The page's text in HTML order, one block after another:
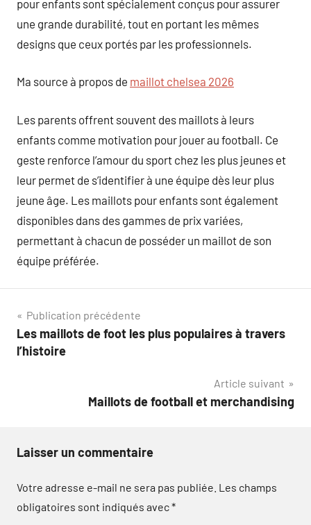
pour enfants sont spécialement conçus pour assurer
une grande durabilité, tout en portant les mêmes
designs que ceux portés par les professionnels.
Ma source à propos de maillot chelsea 2026
Les parents offrent souvent des maillots à leurs
enfants comme motivation pour jouer au football. Ce
geste renforce l’amour du sport chez les plus jeunes et
leur permet de s’identifier à une équipe dès leur plus
jeune âge. Les maillots pour enfants sont également
disponibles dans des gammes de prix variées,
permettant à chacun de posséder un maillot de son
équipe préférée.
Navigation
de
Publication précédente
Les maillots de foot les plus populaires à travers
l’histoire
Article suivant
Maillots de football et merchandising
Laisser un commentaire
Votre adresse e-mail ne sera pas publiée. Les champs
obligatoires sont indiqués avec*